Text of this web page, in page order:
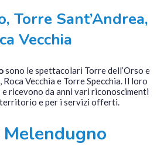
Torre Sant’Andrea,
Vecchia
sono le spettacolari Torre dell’Orso e
Roca Vecchia e Torre Specchia. Il loro
ricevono da anni vari riconoscimenti
e per i servizi offerti.